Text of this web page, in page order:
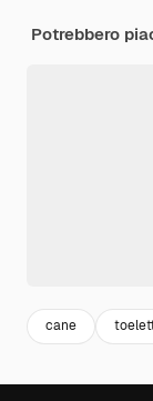
Potrebbero
cane